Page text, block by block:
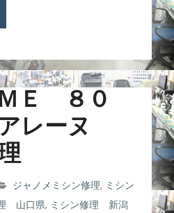
Ｅ ８０
レーヌ
ジャノメミシン修理, ミシン
山口県, ミシン修理 新潟